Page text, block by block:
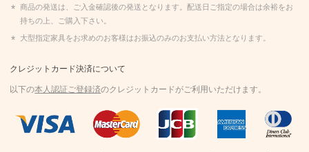
商品の発送は、ご入金確認後の発送となります。配送日ご指定の場合は余裕をお
持ちの上、ご購入下さい。
大型指定家具をお求めのお客様はお振込のみのお支払い方法となります。
クレジットカード決済について
以下の本人認証ご登録済のクレジットカードがご利用いただけます。